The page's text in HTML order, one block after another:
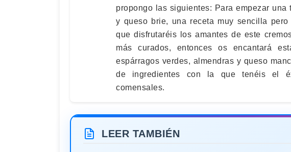
propongo las siguientes: Para empezar
y queso brie, una receta muy sencilla
que disfrutaréis los amantes de este
más curados, entonces os encantará
espárragos verdes, almendras y queso
de ingredientes con la que tenéis el
comensales.
LEER TAMBIÉN